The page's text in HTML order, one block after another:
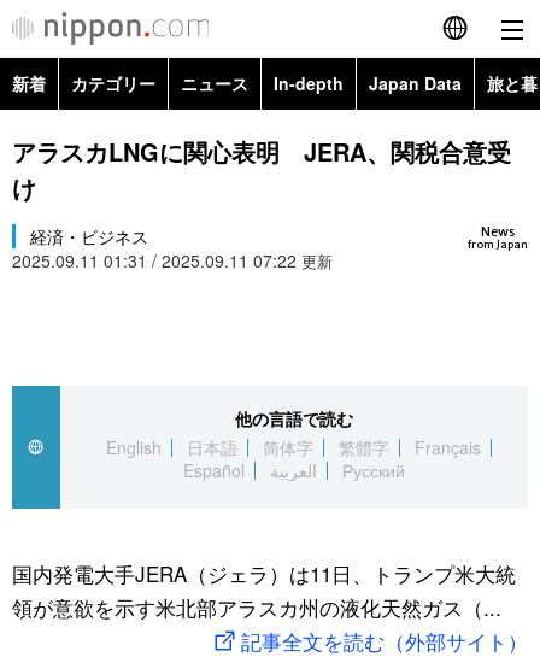
English
简体字
Русский
カテゴリー
国際
社会
文化
アーカイブ
Japan Data
旅と暮らし
動画/Live
新着 カテゴリー ニュース In-depth Japan Data 旅と
政治・外交
経済・ビジネス
国際・海外
文化
科学・技術
暮らし
スポーツ・東京2020
Topics
アラスカLNGに関心表明 JERA、関税合意受
け
News
from Japan
経済・ビジネス
2025.09.11 01:31 / 2025.09.11 07:22 更新
他の言語で読む
English
日本語 简体字 繁體字
Français
Español
العربية Русский
国内発電大手JERA（ジェラ）は11日、トランプ米大統
領が意欲を示す米北部アラスカ州の液化天然ガス（...
記事全文を読む（外部サイト）